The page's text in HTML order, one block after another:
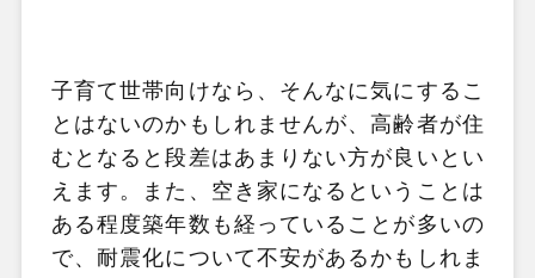
子育て世帯向けなら、そんなに気にするこ
とはないのかもしれませんが、高齢者が住
むとなると段差はあまりない方が良いとい
えます。また、空き家になるということは
ある程度築年数も経っていることが多いの
で、耐震化について不安があるかもしれま